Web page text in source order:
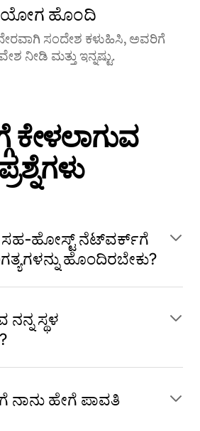
ಹೊಂದಿ
ಸಂದೇಶ ಕಳುಹಿಸಿ, ಅವರಿಗೆ
ನೀಡಿ ಮತ್ತು ಇನ್ನಷ್ಟು.
ಕೇಳಲಾಗುವ
ಪ್ರಶ್ನೆಗಳು
ಸಹ‑ಹೋಸ್ಟ್ ನೆಟ್‌ವರ್ಕ್‌ಗೆ
ಹೊಂದಿರಬೇಕು?
ನನ್ನ ಸ್ಥಳ
ನಾನು ಹೇಗೆ ಪಾವತಿ